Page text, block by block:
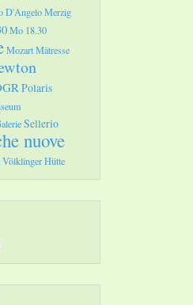
D'AngeloMerzig
Mo 18.30
MozartMätresse
Polaris
Sellerio
nuove
Völklinger Hütte